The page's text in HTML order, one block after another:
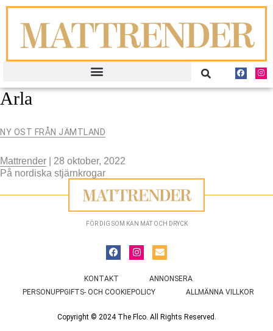
Arla
NY OST FRÅN JÄMTLAND
Mattrender
28 oktober, 2022
På nordiska stjärnkrogar
FÖR DIG SOM KAN MAT OCH DRYCK
KONTAKT
ANNONSERA
PERSONUPPGIFTS- OCH COOKIEPOLICY
ALLMÄNNA VILLKOR
Copyright © 2024 The Flco. All Rights Reserved.